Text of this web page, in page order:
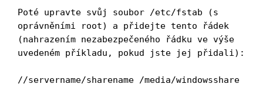
Poté upravte svůj soubor /etc/fstab (s
oprávněními root) a přidejte tento řádek
(nahrazením nezabezpečeného řádku ve výše
uvedeném příkladu, pokud jste jej přidali):
//servername/sharename /media/windowsshare